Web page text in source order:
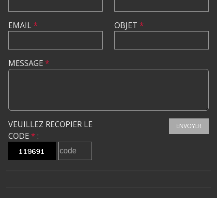
EMAIL* OBJET *
MESSAGE *
VEUILLEZ RECOPIER LE
CODE * :
ENVOYER